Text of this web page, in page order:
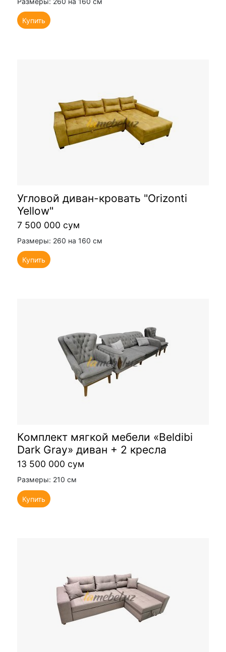
Купить
Угловой диван-кровать "Orizonti
Yellow"
7 500 000 сум
Размеры: 260 на 160 см
Купить
Комплект мягкой мебели «Beldibi
Dark Gray» диван + 2 кресла
13 500 000 сум
Размеры: 210 см
Купить